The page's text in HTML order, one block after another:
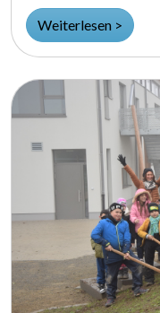
Weiterlesen >